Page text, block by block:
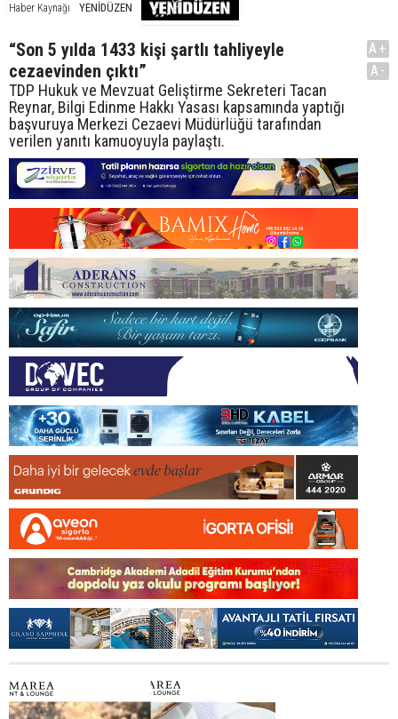
Haber Kaynağı YENİDÜZEN
“Son 5 yılda 1433 kişi şartlı tahliyeyle
cezaevinden çıktı”
TDP Hukuk ve Mevzuat Geliştirme Sekreteri Tacan
Reynar, Bilgi Edinme Hakkı Yasası kapsamında yaptığı
başvuruya Merkezi Cezaevi Müdürlüğü tarafından
verilen yanıtı kamuoyuyla paylaştı.
A+
A-